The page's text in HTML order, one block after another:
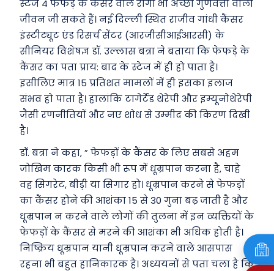
स्टेज 4 फेफड़े के कैंसर वाले रोगी भी अच्छी गुणवत्ता वाला
जीवन जी सकते हैं। नई दिल्ली स्थित राजीव गांधी कैंसर
इंस्टीट्यूट एंड रिसर्च सेंटर (आरजीसीआईआरसी) के
सीनियर विशेषज्ञ डॉ. उल्लास बत्रा ने बताया कि फेफड़े के
कैंसर का पता प्राय: बाद के स्टेज में ही हो पाता है।
इसीलिए मात्र 15 प्रतिशत मामलों में ही इसका इलाज
संभव हो पाता है। हालांकि टागेर्टेड थेरेपी और इम्यूनोथेरेपी
जैसी रणनीतियों और नए शोध से उम्मीद की किरण दिखी
है।
डॉ. बत्रा ने कहा, ” फेफड़ों के कैंसर के लिए सबसे अहम
जोखिम कारक किसी भी रूप में धूम्रपान करना है, चाहे
वह सिगरेट, बीड़ी या सिगार हो। धूम्रपान करने से फेफड़ों
का कैंसर होने की आशंका 15 से 30 गुना बढ़ जाती है और
धूम्रपान न करने वाले लोगों की तुलना में इन व्यक्तियों के
फेफड़ों के कैंसर से मरने की आशंका भी अधिक होती है।
निष्क्रिय धूम्रपान यानी धूम्रपान करने वाले आसपास
रहना भी बहुत हानिकारक है। अध्ययनों से पता चला है कि